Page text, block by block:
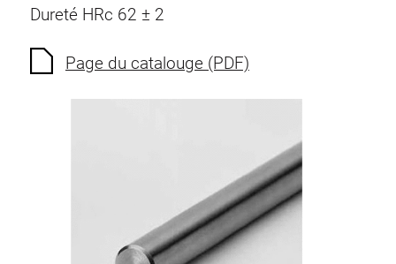
Dureté HRc 62 ± 2
Page du catalouge (PDF)